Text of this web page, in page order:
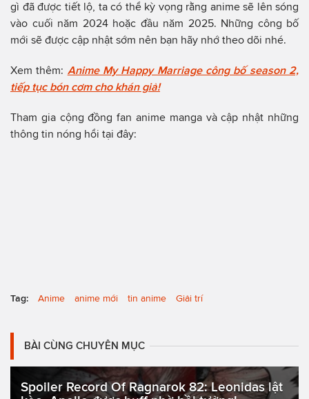
gì đã được tiết lộ, ta có thể kỳ vọng rằng anime sẽ lên sóng
vào cuối năm 2024 hoặc đầu năm 2025. Những công bố
mới sẽ được cập nhật sớm nên bạn hãy nhớ theo dõi nhé.
Xem thêm: Anime My Happy Marriage công bố season 2,
tiếp tục bón cơm cho khán giả!
Tham gia cộng đồng fan anime manga và cập nhật những
thông tin nóng hổi tại đây:
Tag: Anime anime mới tin anime Giải trí
BÀI CÙNG CHUYÊN MỤC
Spoiler Record Of Ragnarok 82: Leonidas lật